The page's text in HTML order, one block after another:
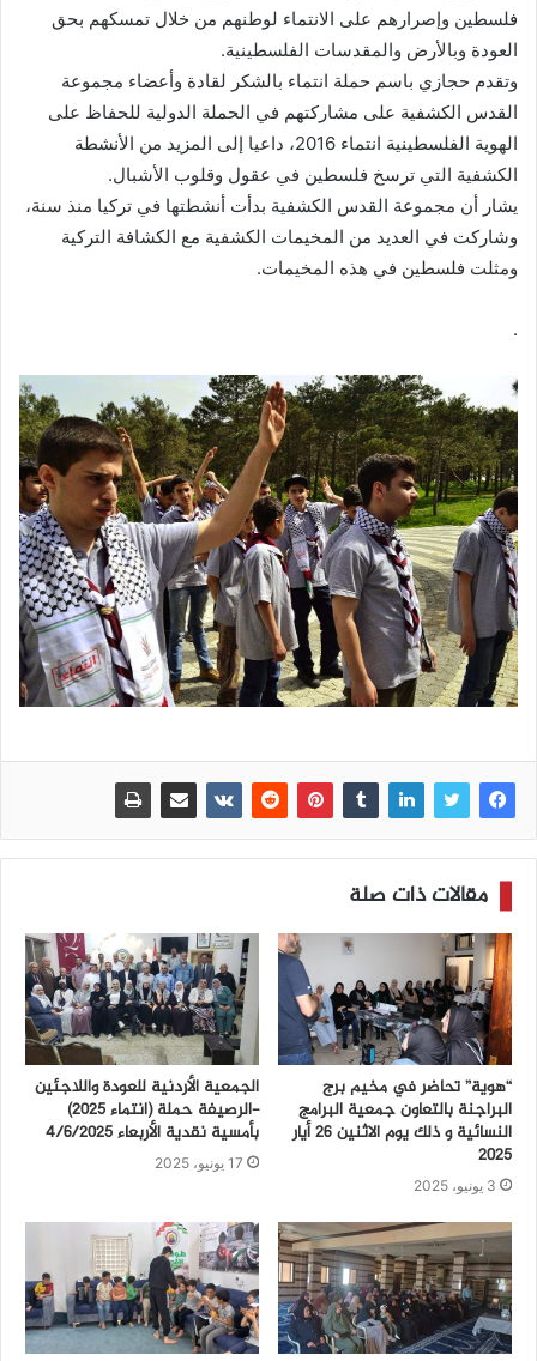
فلسطين وإصرارهم على الانتماء لوطنهم من خلال تمسكهم بحق
العودة وبالأرض والمقدسات الفلسطينية.
وتقدم حجازي باسم حملة انتماء بالشكر لقادة وأعضاء مجموعة
القدس الكشفية على مشاركتهم في الحملة الدولية للحفاظ على
الهوية الفلسطينية انتماء 2016، داعيا إلى المزيد من الأنشطة
الكشفية التي ترسخ فلسطين في عقول وقلوب الأشبال.
يشار أن مجموعة القدس الكشفية بدأت أنشطتها في تركيا منذ سنة،
وشاركت في العديد من المخيمات الكشفية مع الكشافة التركية
ومثلت فلسطين في هذه المخيمات.
.
مقالات ذات صلة
“هوية” تحاضر في مخيم برج
البراجنة بالتعاون جمعية البرامج
النسائية و ذلك يوم الاثنين 26 أيار
2025
3 يونيو، 2025
الجمعية الأردنية للعودة واللاجئين
-الرصيفة حملة (انتماء ٢٠٢٥)
بأمسية نقدية الأربعاء ٤/٦/٢٠٢٥
17 يونيو، 2025